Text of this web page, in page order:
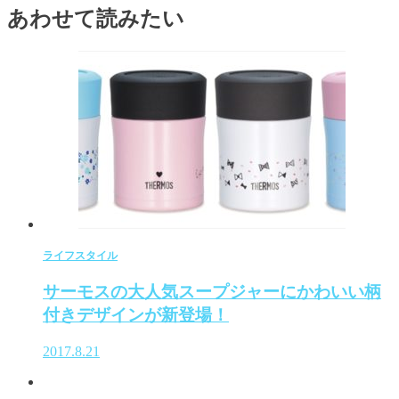
あわせて読みたい
ライフスタイル
サーモスの大人気スープジャーにかわいい柄
付きデザインが新登場！
2017.8.21